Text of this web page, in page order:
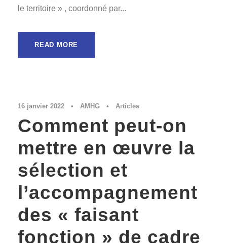
le territoire » , coordonné par...
READ MORE
16 janvier 2022 • AMHG • Articles
Comment peut-on
mettre en œuvre la
sélection et
l’accompagnement
des « faisant
fonction » de cadre